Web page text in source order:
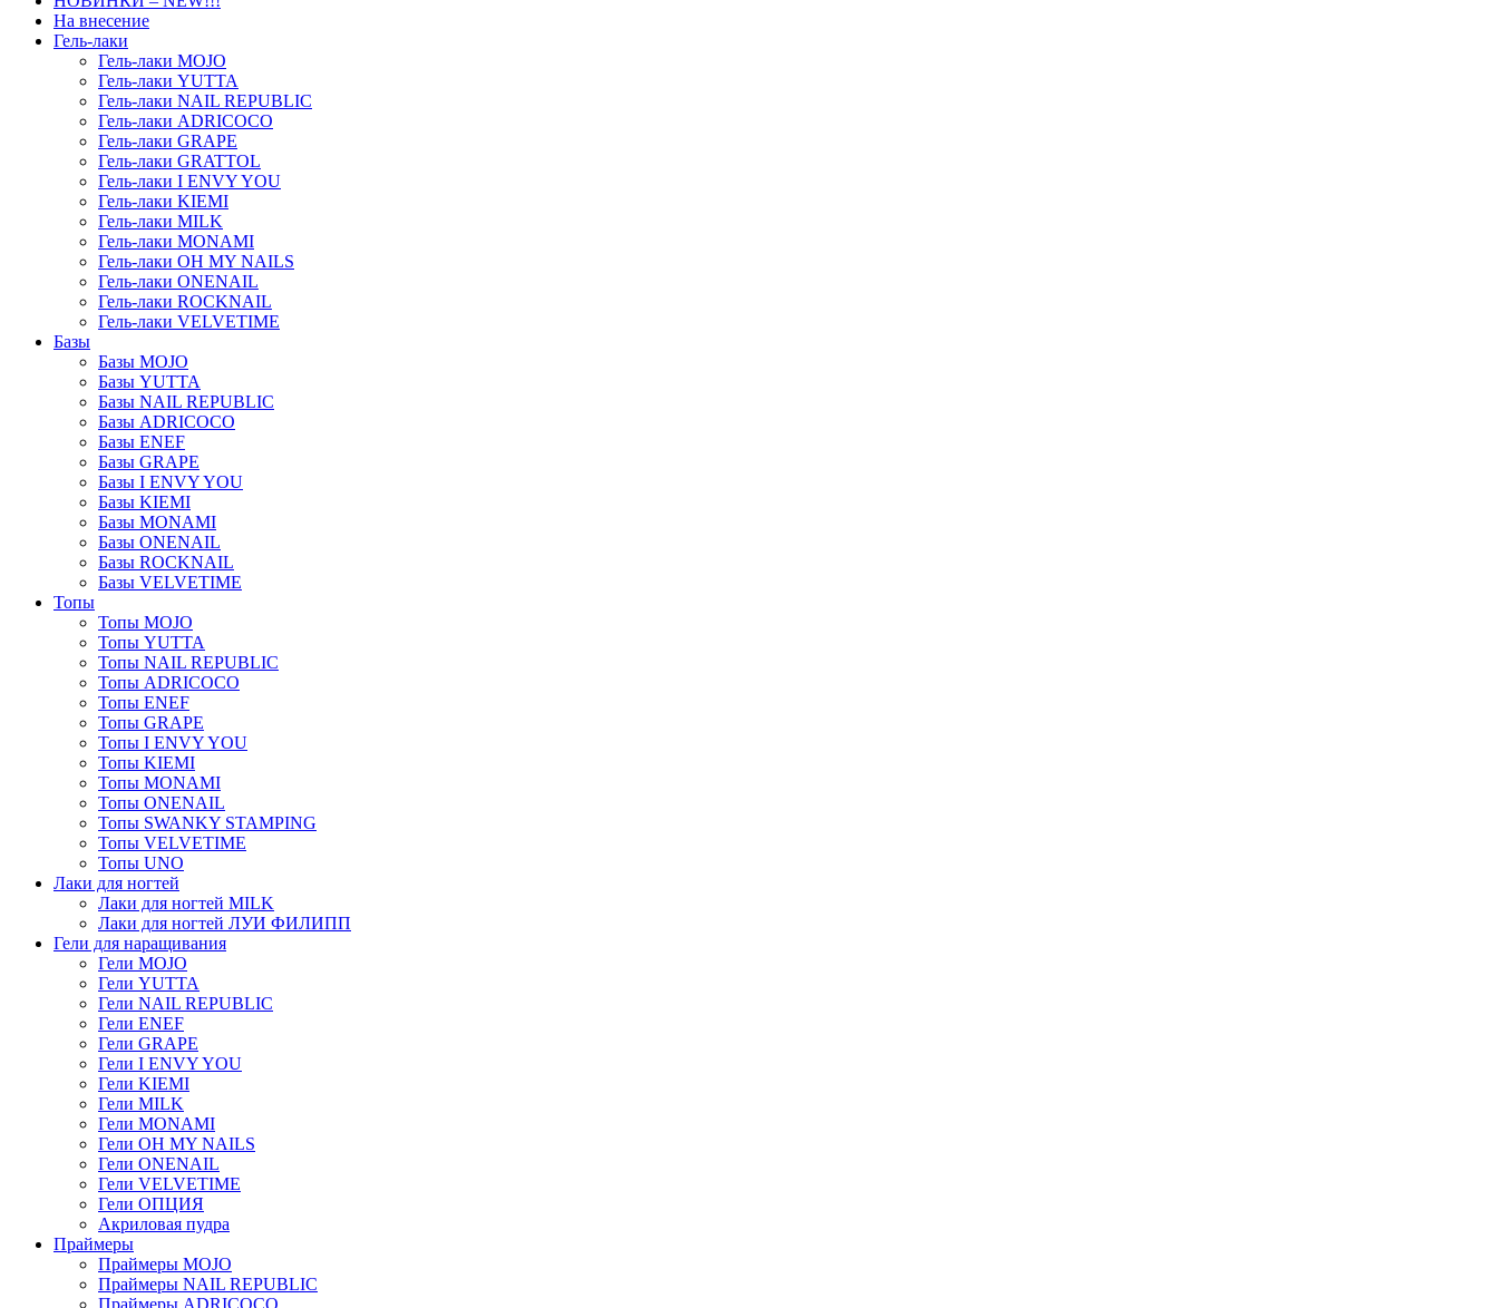
На внесение
Гель-лаки
Гель-лаки MOJO
Гель-лаки YUTTA
Гель-лаки NAIL REPUBLIC
Гель-лаки ADRICOCO
Гель-лаки GRAPE
Гель-лаки GRATTOL
Гель-лаки I ENVY YOU
Гель-лаки KIEMI
Гель-лаки MILK
Гель-лаки MONAMI
Гель-лаки OH MY NAILS
Гель-лаки ONENAIL
Гель-лаки ROCKNAIL
Гель-лаки VELVETIME
Базы
Базы MOJO
Базы YUTTA
Базы NAIL REPUBLIC
Базы ADRICOCO
Базы ENEF
Базы GRAPE
Базы I ENVY YOU
Базы KIEMI
Базы MONAMI
Базы ONENAIL
Базы ROCKNAIL
Базы VELVETIME
Топы
Топы MOJO
Топы YUTTA
Топы NAIL REPUBLIC
Топы ADRICOCO
Топы ENEF
Топы GRAPE
Топы I ENVY YOU
Топы KIEMI
Топы MONAMI
Топы ONENAIL
Топы SWANKY STAMPING
Топы VELVETIME
Топы UNO
Лаки для ногтей
Лаки для ногтей MILK
Лаки для ногтей ЛУИ ФИЛИПП
Гели для наращивания
Гели MOJO
Гели YUTTA
Гели NAIL REPUBLIC
Гели ENEF
Гели GRAPE
Гели I ENVY YOU
Гели KIEMI
Гели MILK
Гели MONAMI
Гели OH MY NAILS
Гели ONENAIL
Гели VELVETIME
Гели ОПЦИЯ
Акриловая пудра
Праймеры
Праймеры MOJO
Праймеры NAIL REPUBLIC
Праймеры ADRICOCO